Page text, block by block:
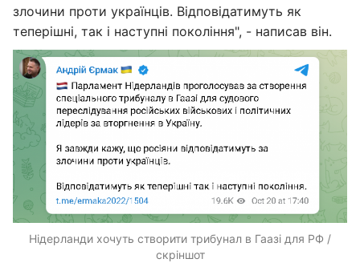
злочини проти українців. Відповідатимуть як
теперішні, так і наступні покоління", - написав він.
Нідерланди хочуть створити трибунал в Гаазі для РФ /
скріншот